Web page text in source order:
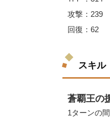
攻撃：239
回復：62
スキル
蒼覇王の
1ターンの